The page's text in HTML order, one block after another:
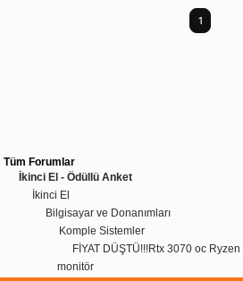
1
Tüm Forumlar
İkinci El - Ödüllü Anket
İkinci El
Bilgisayar ve Donanımları
Komple Sistemler
FİYAT DÜŞTÜ!!!Rtx 3070 oc
monitör